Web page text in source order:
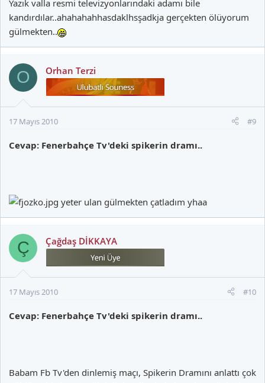
Yazık valla resmi televizyonlarındaki adamı bile
kandırdılar..ahahahahhasdaklhsşadkja gerçekten ölüyorum
gülmekten..
O Orhan Terzi
17 Mayıs 2010 #9
Cevap: Fenerbahçe Tv'deki spikerin dramı..
yeter ulan gülmekten çatladım yhaa
Ç Çağdaş DİKKAYA
17 Mayıs 2010 #10
Cevap: Fenerbahçe Tv'deki spikerin dramı..
Babam Fb Tv'den dinlemiş maçı, Spikerin Dramını anlattı çok